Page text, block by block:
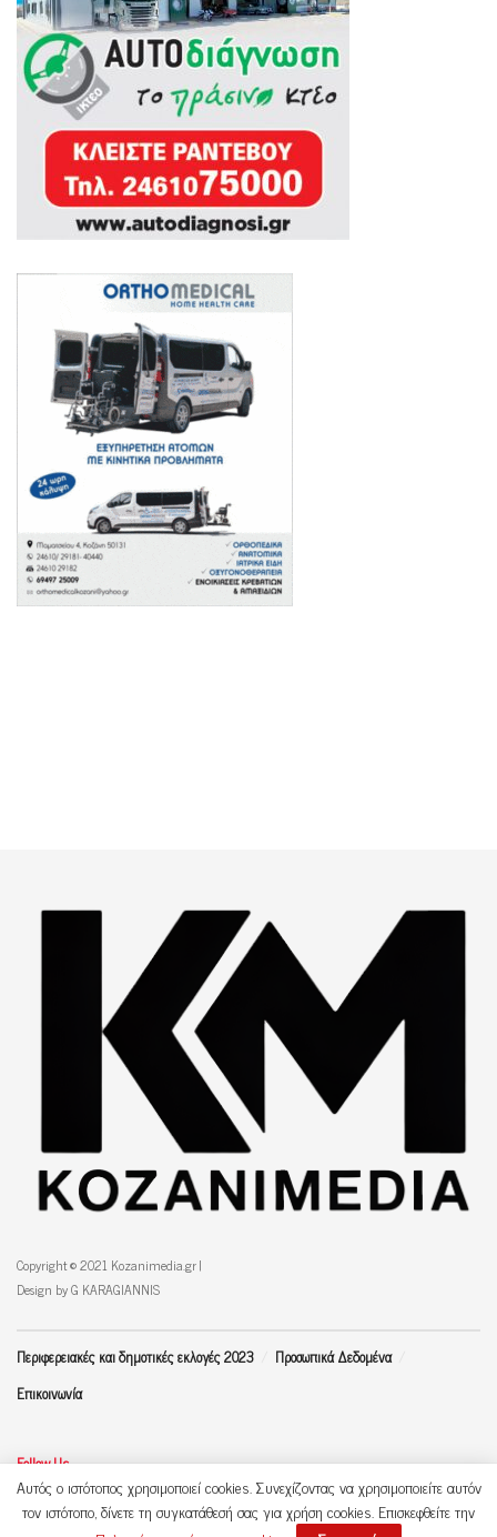
Copyright © 2021 Kozanimedia.gr |
Design by G KARAGIANNIS
Περιφερειακές και δημοτικές εκλογές 2023
Προσωπικά Δεδομένα
Επικοινωνία
Follow Us
Αυτός ο ιστότοπος χρησιμοποιεί cookies. Συνεχίζοντας να χρησιμοποιείτε αυτόν
τον ιστότοπο, δίνετε τη συγκατάθεσή σας για χρήση cookies. Επισκεφθείτε την